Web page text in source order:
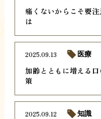
痛くないからこそ要
は
加齢とともに増える
策
2025.09.13 医療
2025.09.12 知識